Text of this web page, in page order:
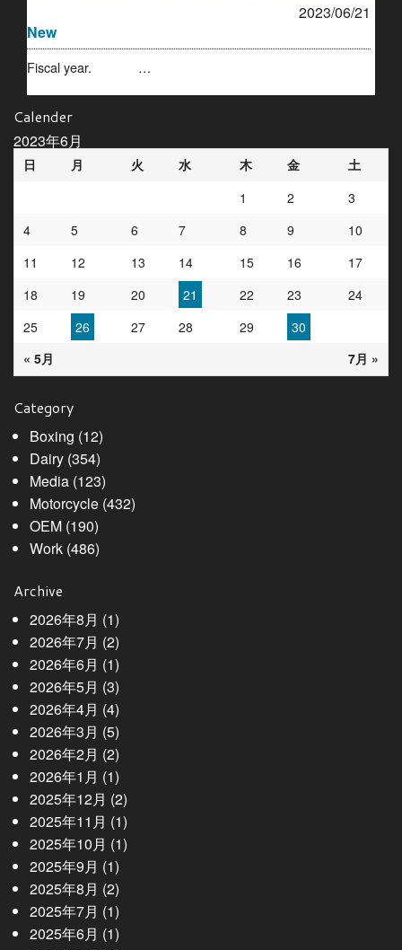
2023/06/21
New
Fiscal year. …
Calender
2023年6月
日 月 火 水 木 金 土
« 5月 7月 »
1 2
3
4
5 6 7 8 9
10
11
12 13 14 15 16
17
18
19 20 21 22 23
24
25
26 27 28 29 30
Category
Boxing (12)
Dairy(354)
Media(123)
Motorcycle(432)
OEM(190)
Work(486)
Archive
2026年8月 (1)
2026年7月 (2)
2026年6月 (1)
2026年5月 (3)
2026年4月 (4)
2026年3月 (5)
2026年2月 (2)
2026年1月 (1)
2025年12月 (2)
2025年11月 (1)
2025年10月 (1)
2025年9月 (1)
2025年8月 (2)
2025年7月 (1)
2025年6月 (1)